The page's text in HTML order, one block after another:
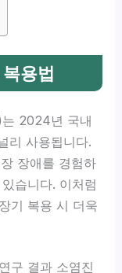
용법
2024년 국내
리 사용됩니다.
장애를 경험하
습니다. 이처럼
기 복용 시 더욱
구 결과 소염진